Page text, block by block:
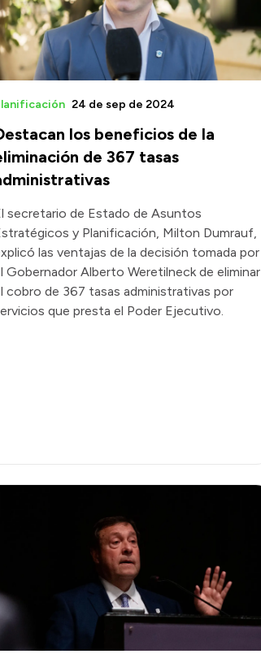
los beneficios de la
de 367 tasas
24 de sep de 2024
secretario de Estado de Asuntos
y Planificación, Milton Dumrauf,
las ventajas de la decisión tomada por
Gobernador Alberto Weretilneck de eliminar
cobro de 367 tasas administrativas por
que presta el Poder Ejecutivo.